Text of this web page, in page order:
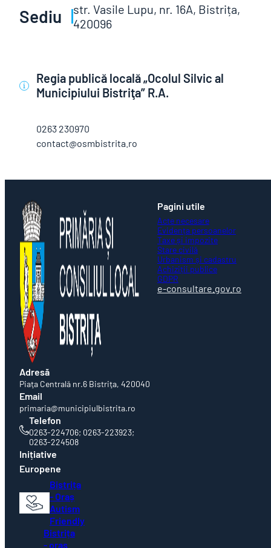
Sediu
str. Vasile Lupu, nr. 16A, Bistrița,
420096
i
Regia publică locală „Ocolul Silvic al
Municipiului Bistriţa” R.A.
0263 230970
contact@osmbistrita.ro
Adresă
Piaţa Centrală nr.6 Bistriţa, 420040
Email
primaria@municipiulbistrita.ro
Telefon
0263-224706; 0263-223923;
0263-224508
Pagini utile
Acte necesare
Evidența persoanelor
Taxe și impozite
Stare civilă
Urbanism și cadastru
Achiziții publice
GDPR
e-consultare.gov.ro
Inițiative
Europene
Bistrița
- Oraș
Autism
Friendly
Bistrița
- oraș